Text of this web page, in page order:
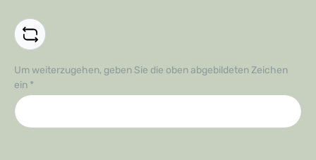
Um weiterzugehen, geben Sie die oben abgebildeten Zeichen
ein *